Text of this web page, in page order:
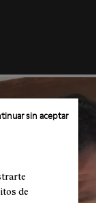
de
sin aceptar